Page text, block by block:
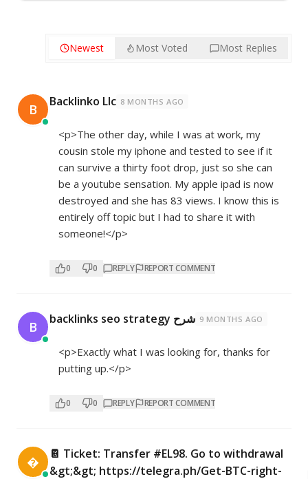
Newest Most Voted Most Replies
B Backlinko Llc 8 MONTHS AGO
<p>The other day, while I was at work, my
cousin stole my iphone and tested to see if it
can survive a thirty foot drop, just so she can
be a youtube sensation. My apple ipad is now
destroyed and she has 83 views. I know this is
entirely off topic but I had to share it with
someone!</p>
0 0 REPLY REPORT COMMENT
B backlinks seo strategy شرح 9 MONTHS AGO
<p>Exactly what I was looking for, thanks for
putting up.</p>
0 0 REPLY REPORT COMMENT

📔 Ticket: Transfer #EL98. Go to withdrawal
&gt;&gt; https://telegra.ph/Get-BTC-right-